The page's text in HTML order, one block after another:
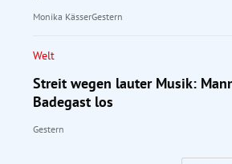
Monika KässerGestern
Welt
Streit wegen lauter Musik:
Badegast los
Gestern